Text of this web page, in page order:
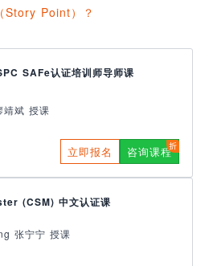
Story Point）？
SAFe认证培训师导师课
斌 授课
立即报名 咨询课程
(CSM) 中文认证课
张宁宁 授课